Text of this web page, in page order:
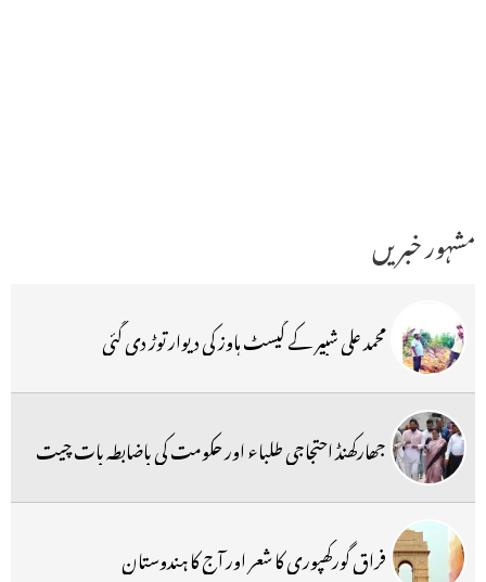
مشہور خبریں
محمد علی شبیر کے گیسٹ ہاوز کی دیوار توڑ دی گئی
جھارکھنڈ احتجاجی طلباء اور حکومت کی باضابطہ بات چیت
فراق گورکھپوری کا شعر اور آج کا ہندوستان